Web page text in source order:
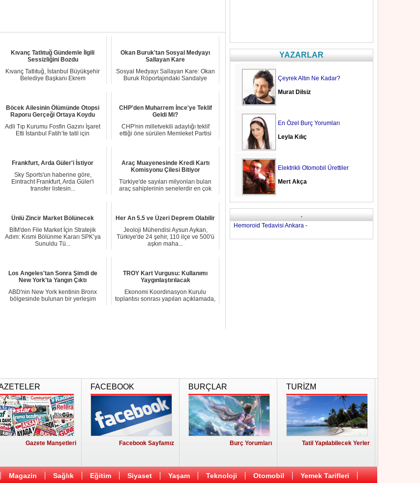
Kıvanç Tatlıtuğ Gündemle İlgili
Sessizliğini Bozdu
Kıvanç Tatlıtuğ, İstanbul Büyükşehir
Belediye Başkanı Ekrem
Okan Buruk'tan Sosyal Medyayı
Sallayan Kare
Sosyal Medyayı Sallayan Kare: Okan
Buruk Röportajındaki Sandalye
Böcek Ailesinin Ölümünde Otopsi
Raporu Gerçeği Ortaya Koydu
Adli Tıp Kurumu Fosfin Gazını İşaret
Etti İstanbul Fatih’te tatil için
CHP'den Muharrem İnce'ye Teklif
Geldi Mi?
CHP'nin milletvekili adaylığı teklif
ettiği öne sürülen Memleket Partisi
Frankfurt, Arda Güler'i İstiyor
Sky Sports'un haberine göre,
Eintracht Frankfurt, Arda Güler'i
transfer listesin...
Araç Muayenesinde Kredi Kartı
Komisyonu Çilesi Bitiyor
Türkiye'de sayıları milyonları bulan
araç sahiplerinin senelerdir en çok
Ünlü Zincir Market Bölünecek
BİM'den File Market İçin Stratejik
Adım: Kısmi Bölünme Kararı SPK’ya
Sunuldu Tü...
Her An 5.5 ve Üzeri Deprem Olabilir
Jeoloji Mühendisi Aysun Aykan,
Türkiye'de 24 şehir, 110 ilçe ve 500'ü
aşkın maha...
Los Angeles'tan Sonra Şimdi de
New York'ta Yangın Çıktı
ABD'nin New York kentinin Bronx
bölgesinde bulunan bir yerleşim
TROY Kart Vurgusu: Kullanımı
Yaygınlaştırılacak
Ekonomi Koordinasyon Kurulu
toplantısı sonrası yapılan açıklamada,
YAZARLAR
Çeyrek Altın Ne Kadar?
Murat Dilsiz
En Özel Burç Yorumları
Leyla Kılıç
Elektrikli Otomobil Ürettiler
Mert Akça
.
Hemoroid Tedavisi Ankara -
Gazete Manşetleri
FACEBOOK
Facebook Sayfamız
BURÇLAR
Burç Yorumları
TURİZM
Tatil Yapılabilecek Yerler
Magazin Sağlık Eğitim Siyaset Yaşam Teknoloji Otomobil Yemek Tarifleri